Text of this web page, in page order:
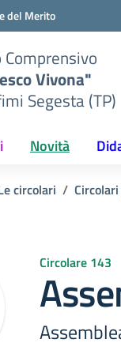
del Merito
Vivona"
Segesta (TP)
Novità
circolari
Circolare 143